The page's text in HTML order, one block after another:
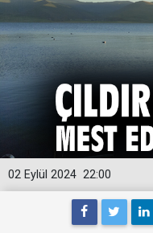
22:00
02 Eylül 2024